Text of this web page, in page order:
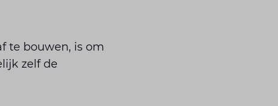
te bouwen, is om
zelf de